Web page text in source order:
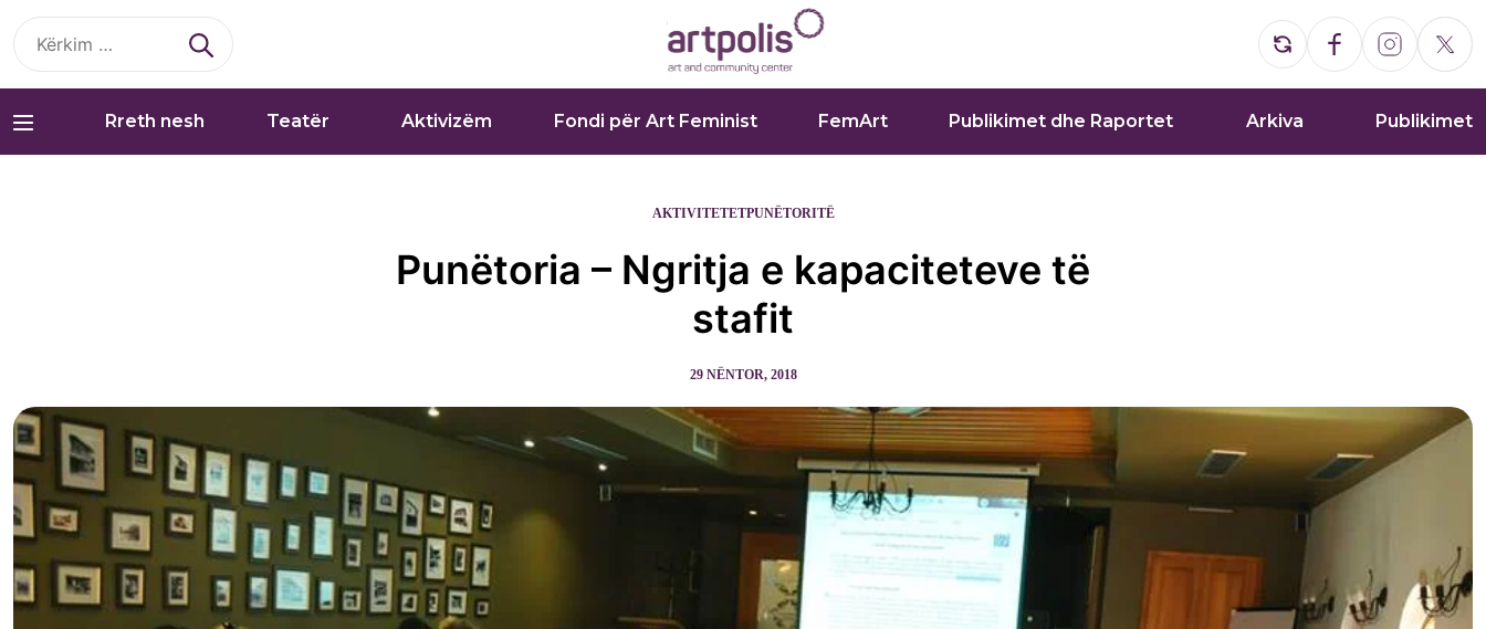
Kërko
për:
Rreth nesh Teatër Aktivizëm Fondi për Art Feminist FemArt Publikimet dhe Raportet Arkiva Publikimet
AKTIVITETETPUNËTORITË
Punëtoria – Ngritja e kapaciteteve të
stafit
29 NËNTOR, 2018